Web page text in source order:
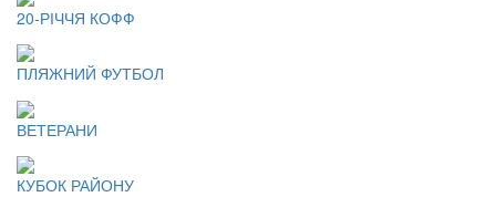
20-РІЧЧЯ КОФФ
ПЛЯЖНИЙ ФУТБОЛ
ВЕТЕРАНИ
КУБОК РАЙОНУ